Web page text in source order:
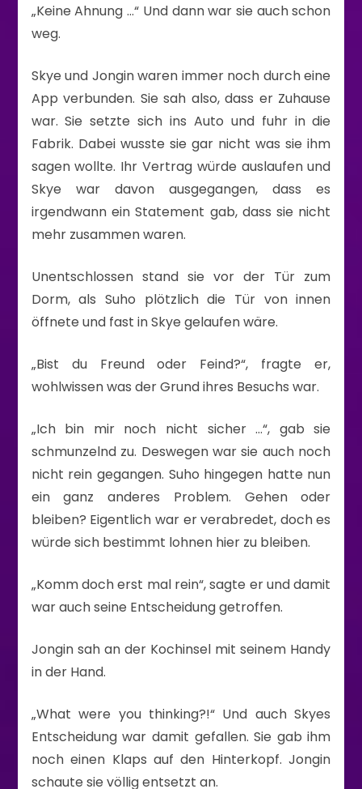
„Keine Ahnung …“ Und dann war sie auch schon
weg.
Skye und Jongin waren immer noch durch eine
App verbunden. Sie sah also, dass er Zuhause
war. Sie setzte sich ins Auto und fuhr in die
Fabrik. Dabei wusste sie gar nicht was sie ihm
sagen wollte. Ihr Vertrag würde auslaufen und
Skye war davon ausgegangen, dass es
irgendwann ein Statement gab, dass sie nicht
mehr zusammen waren.
Unentschlossen stand sie vor der Tür zum
Dorm, als Suho plötzlich die Tür von innen
öffnete und fast in Skye gelaufen wäre.
„Bist du Freund oder Feind?“, fragte er,
wohlwissen was der Grund ihres Besuchs war.
„Ich bin mir noch nicht sicher …“, gab sie
schmunzelnd zu. Deswegen war sie auch noch
nicht rein gegangen. Suho hingegen hatte nun
ein ganz anderes Problem. Gehen oder
bleiben? Eigentlich war er verabredet, doch es
würde sich bestimmt lohnen hier zu bleiben.
„Komm doch erst mal rein“, sagte er und damit
war auch seine Entscheidung getroffen.
Jongin sah an der Kochinsel mit seinem Handy
in der Hand.
„What were you thinking?!“ Und auch Skyes
Entscheidung war damit gefallen. Sie gab ihm
noch einen Klaps auf den Hinterkopf. Jongin
schaute sie völlig entsetzt an.